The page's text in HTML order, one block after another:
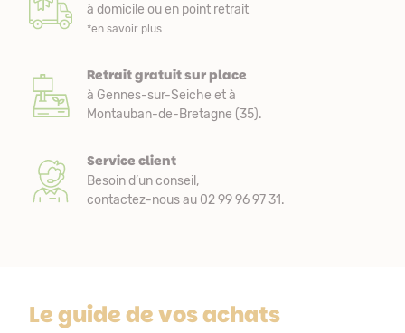
à domicile ou en point retrait
*en savoir plus
Retrait gratuit sur place
à Gennes-sur-Seiche et à
Montauban-de-Bretagne (35).
Service client
Besoin d’un conseil,
contactez-nous au 02 99 96 97 31.
Le guide de vos achats